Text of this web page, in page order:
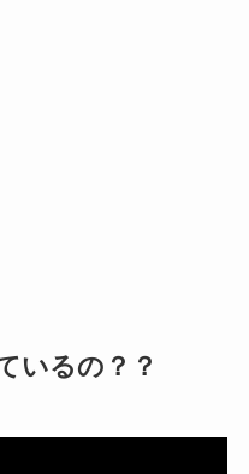
いるの？？